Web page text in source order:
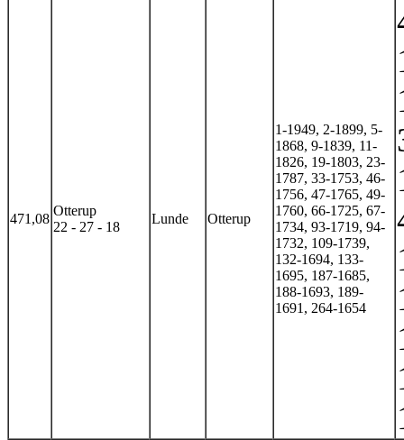
471,08
Otterup
22 - 27 - 18
Lunde Otterup
1-1949, 2-1899, 5-
1868, 9-1839, 11-
1826, 19-1803, 23-
1787, 33-1753, 46-
1756, 47-1765, 49-
1760, 66-1725, 67-
1734, 93-1719, 94-
1732, 109-1739,
132-1694, 133-
1695, 187-1685,
188-1693, 189-
1691, 264-1654